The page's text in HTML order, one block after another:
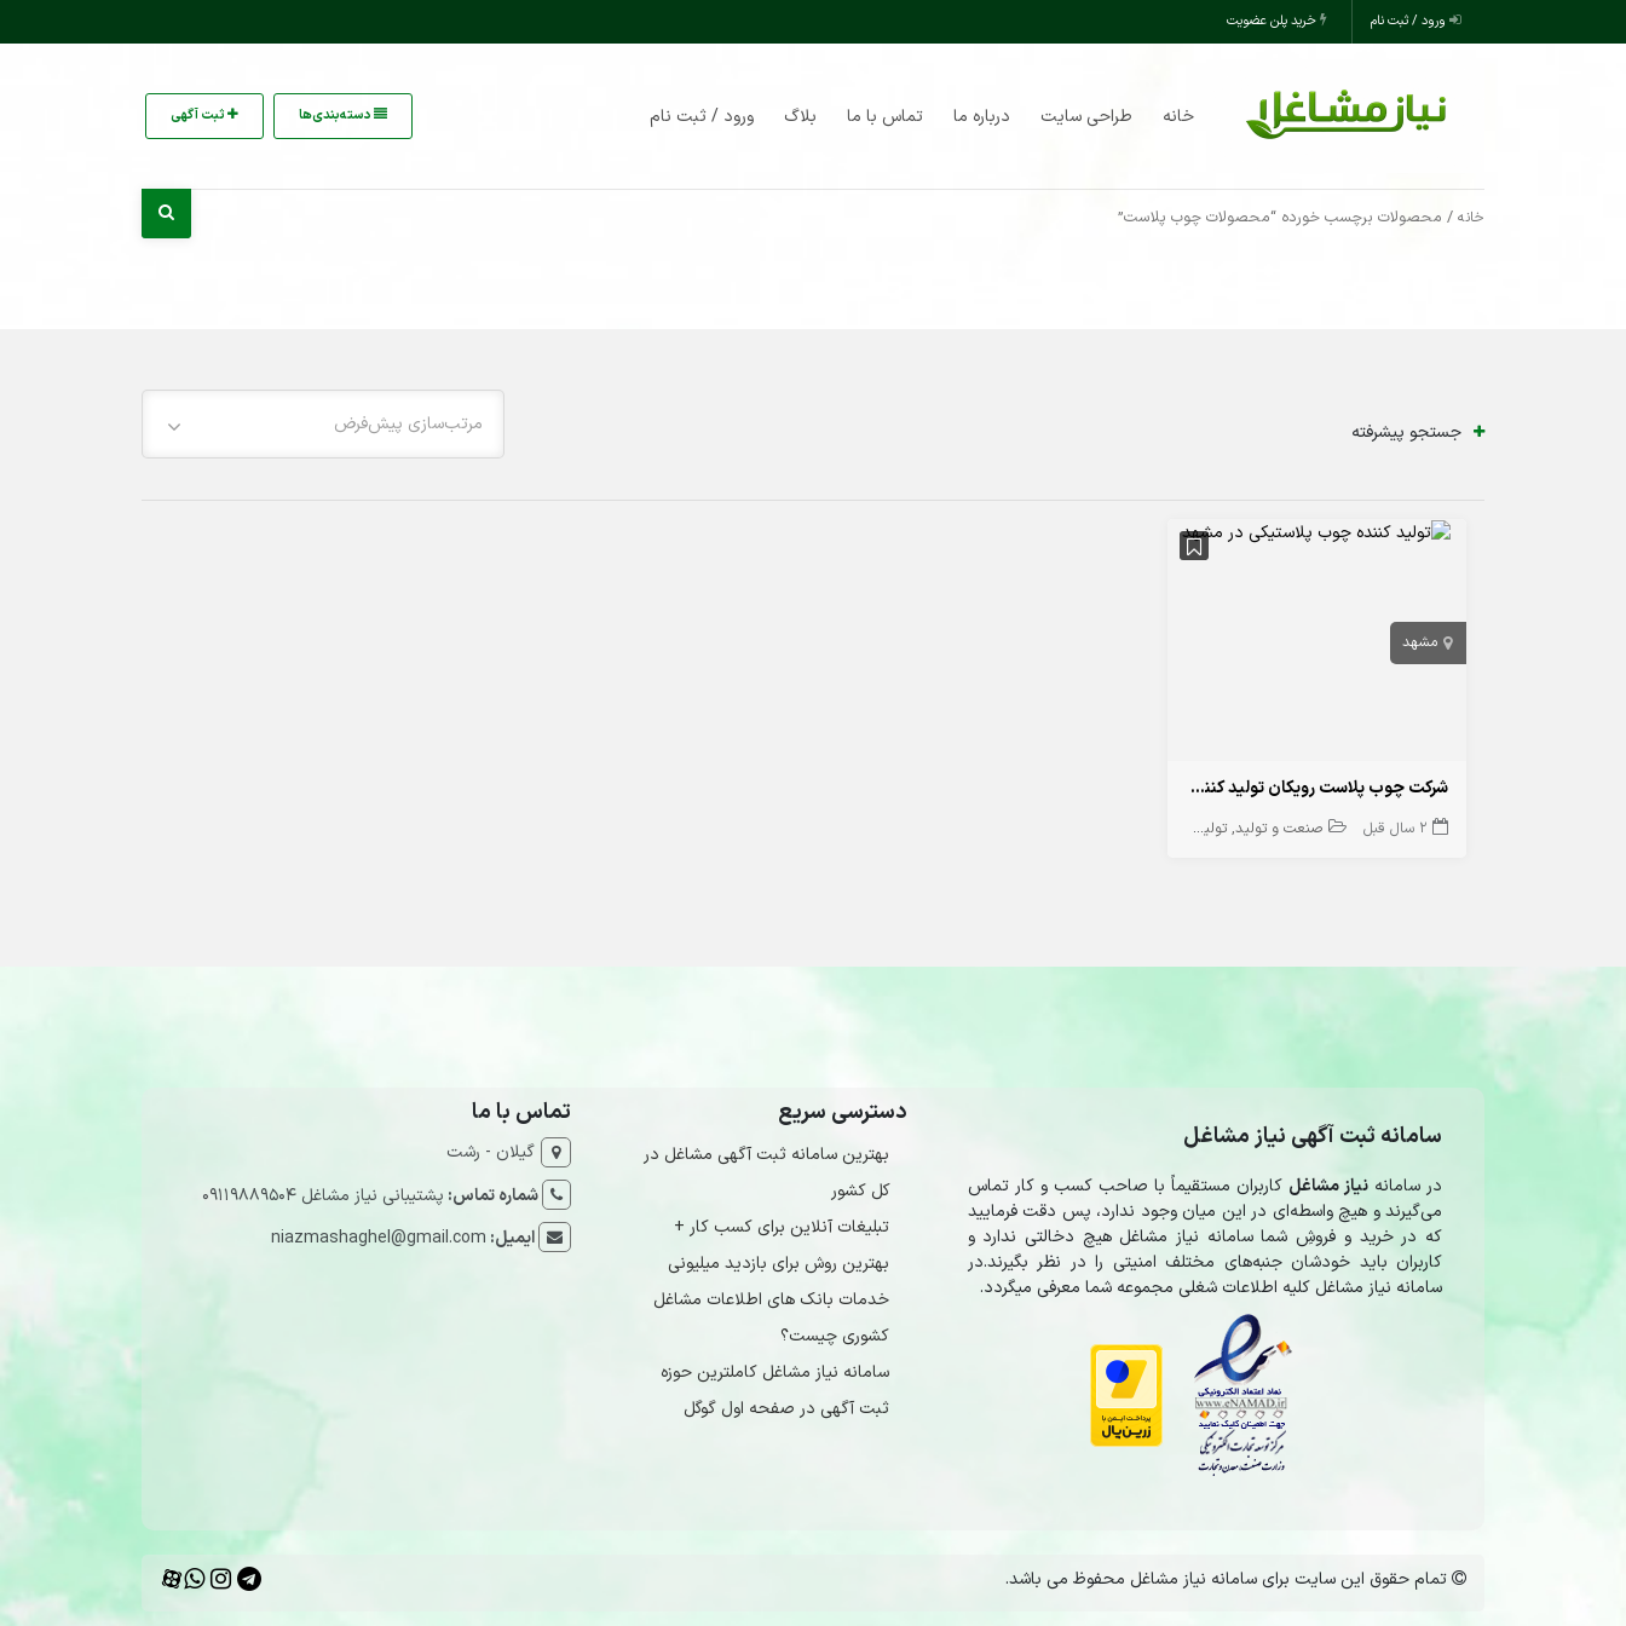
ورود / ثبت نام خرید پلن عضویت
خانه طراحی سایت درباره ما تماس با ما بلاگ ورود / ثبت نام دسته‌بندی‌ها ثبت آگهی
خانه / محصولات برچسب خورده “محصولات چوب پلاست”
مرتب‌سازی پیش‌فرض جستجو پیشرفته
مشهد
شرکت چوب پلاست رویکان تولید کننده چوب پلاستیکی در مشهد
2 سال قبل صنعت و تولید تولیدی
سامانه ثبت آگهی نیاز مشاغل
در سامانهنیاز مشاغل کاربران مستقیماً با صاحب کسب و کار تماس
می‌گیرند و هیچ واسطه‌ای در این میان وجود ندارد، پس دقت فرمایید
که در خرید و فروشِ شما سامانه نیاز مشاغل هیچ دخالتی ندارد و
کاربران باید خودشان جنبه‌های مختلف امنیتی را در نظر بگیرند.در
سامانه نیاز مشاغل کلیه اطلاعات شغلی مجموعه شما معرفی میگردد.
دسترسی سریع
بهترین سامانه ثبت آگهی مشاغل در
کل کشور
تبلیغات آنلاین برای کسب کار +
بهترین روش برای بازدید میلیونی
خدمات بانک های اطلاعات مشاغل
کشوری چیست؟
سامانه نیاز مشاغل کاملترین حوزه
ثبت آگهی در صفحه اول گوگل
تماس با ما
گیلان - رشت
شماره تماس: پشتیبانی نیاز مشاغل 09119889504
ایمیل: niazmashaghel@gmail.com
تمام حقوق این سایت برای سامانه نیاز مشاغل محفوظ می باشد.